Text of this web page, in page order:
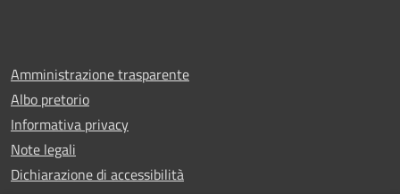
Amministrazione trasparente
Albo pretorio
Informativa privacy
Note legali
Dichiarazione di accessibilità